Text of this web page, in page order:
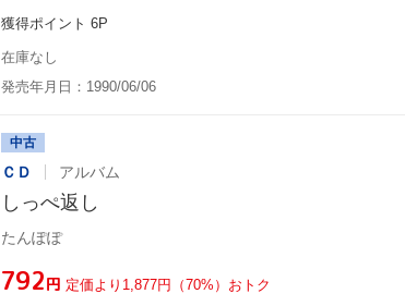
獲得ポイント 6P
在庫なし
発売年月日：1990/06/06
中古
ＣＤ アルバム
しっぺ返し
たんぽぽ
¥792円 定価より1,877円（70%）おトク